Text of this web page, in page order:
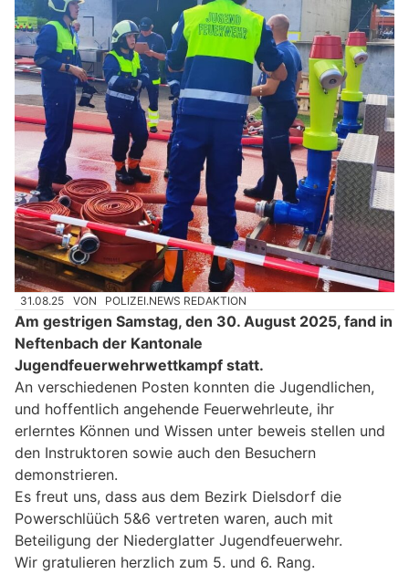
31.08.25 VON POLIZEI.NEWS REDAKTION
Am gestrigen Samstag, den 30. August 2025, fand in
Neftenbach der Kantonale
Jugendfeuerwehrwettkampf statt.
An verschiedenen Posten konnten die Jugendlichen,
und hoffentlich angehende Feuerwehrleute, ihr
erlerntes Können und Wissen unter beweis stellen und
den Instruktoren sowie auch den Besuchern
demonstrieren.
Es freut uns, dass aus dem Bezirk Dielsdorf die
Powerschlüüch 5&6 vertreten waren, auch mit
Beteiligung der Niederglatter Jugendfeuerwehr.
Wir gratulieren herzlich zum 5. und 6. Rang.